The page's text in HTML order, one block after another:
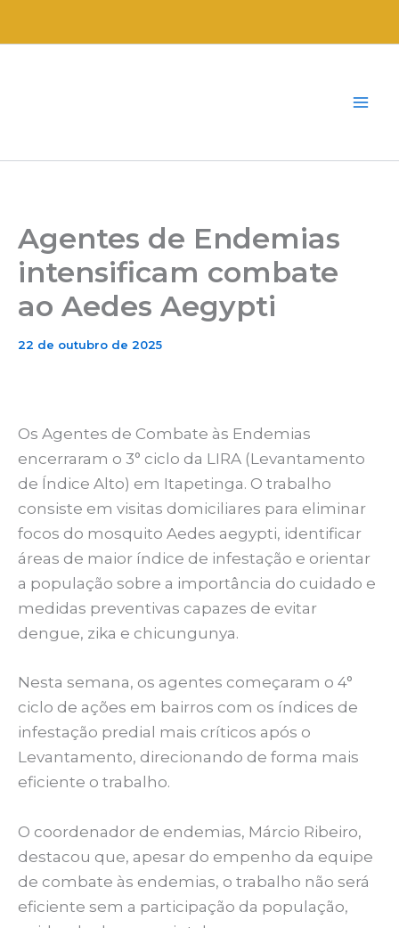
Agentes de Endemias
intensificam combate
ao Aedes Aegypti
22 de outubro de 2025
Os Agentes de Combate às Endemias
encerraram o 3° ciclo da LIRA (Levantamento
de Índice Alto) em Itapetinga. O trabalho
consiste em visitas domiciliares para eliminar
focos do mosquito Aedes aegypti, identificar
áreas de maior índice de infestação e orientar
a população sobre a importância do cuidado e
medidas preventivas capazes de evitar
dengue, zika e chicungunya.
Nesta semana, os agentes começaram o 4°
ciclo de ações em bairros com os índices de
infestação predial mais críticos após o
Levantamento, direcionando de forma mais
eficiente o trabalho.
O coordenador de endemias, Márcio Ribeiro,
destacou que, apesar do empenho da equipe
de combate às endemias, o trabalho não será
eficiente sem a participação da população,